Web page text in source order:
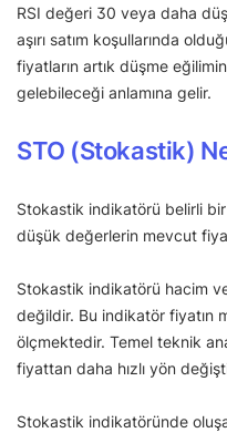
RSI değeri 30 veya daha
aşırı satım koşullarında
fiyatların artık düşme
gelebileceği anlamına gelir.
STO (Stokastik)
Stokastik indikatörü belirli
düşük değerlerin mevcut
Stokastik indikatörü hacim
değildir. Bu indikatör fiyatın
ölçmektedir. Temel teknik
fiyattan daha hızlı yön
Stokastik indikatöründe